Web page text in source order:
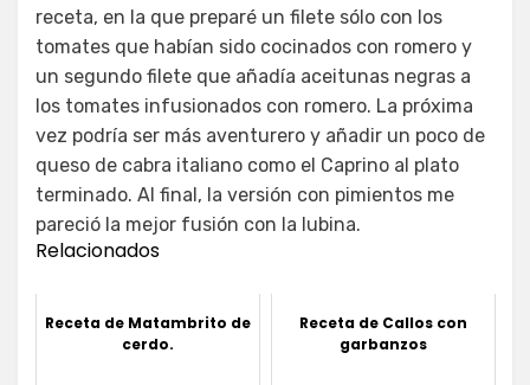
receta, en la que preparé un filete sólo con los
tomates que habían sido cocinados con romero y
un segundo filete que añadía aceitunas negras a
los tomates infusionados con romero. La próxima
vez podría ser más aventurero y añadir un poco de
queso de cabra italiano como el Caprino al plato
terminado. Al final, la versión con pimientos me
pareció la mejor fusión con la lubina.
Relacionados
Receta de Matambrito de
cerdo.
Receta de Callos con
garbanzos